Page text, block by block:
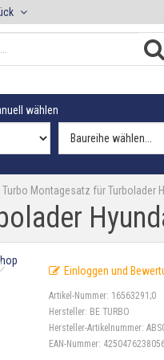
wählen
Turbo Montagesatz für Turbolader
Einloggen und
Artikel-Nummer: 16563291;0
Hersteller: BE TURBO
Hersteller-Artikelnummer:
EAN-Nummer: